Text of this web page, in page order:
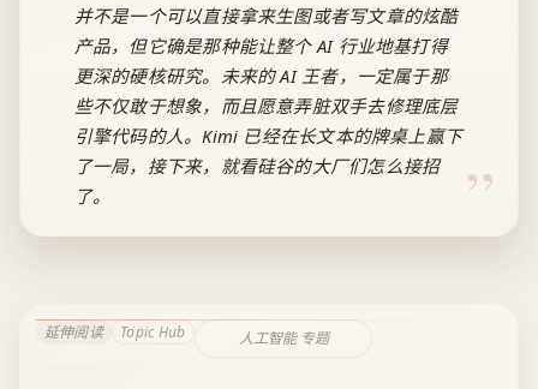
并不是一个可以直接拿来生图或者写文章的炫酷
产品，但它确是那种能让整个 AI 行业地基打得
更深的硬核研究。未来的 AI 王者，一定属于那
些不仅敢于想象，而且愿意弄脏双手去修理底层
引擎代码的人。Kimi 已经在长文本的牌桌上赢下
了一局，接下来，就看硅谷的大厂们怎么接招
了。
延伸阅读 Topic Hub 人工智能 专题